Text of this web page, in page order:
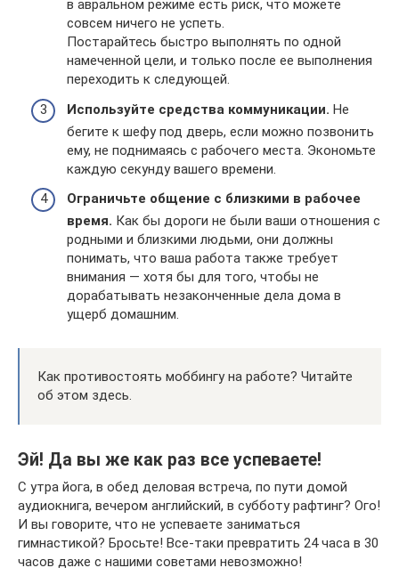
в авральном режиме есть риск, что можете
совсем ничего не успеть.
Постарайтесь быстро выполнять по одной
намеченной цели, и только после ее выполнения
переходить к следующей.
Используйте средства коммуникации. Не
бегите к шефу под дверь, если можно позвонить
ему, не поднимаясь с рабочего места. Экономьте
каждую секунду вашего времени.
Ограничьте общение с близкими в рабочее
время. Как бы дороги не были ваши отношения с
родными и близкими людьми, они должны
понимать, что ваша работа также требует
внимания — хотя бы для того, чтобы не
дорабатывать незаконченные дела дома в
ущерб домашним.
Как противостоять моббингу на работе? Читайте
об этом здесь.
Эй! Да вы же как раз все успеваете!
С утра йога, в обед деловая встреча, по пути домой
аудиокнига, вечером английский, в субботу рафтинг? Ого!
И вы говорите, что не успеваете заниматься
гимнастикой? Бросьте! Все-таки превратить 24 часа в 30
часов даже с нашими советами невозможно!